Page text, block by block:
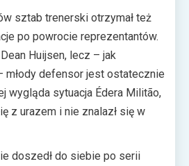
sztab trenerski otrzymał też
po powrocie reprezentantów.
Huijsen, lecz – jak
młody defensor jest ostatecznie
wygląda sytuacja Édera Militão,
z urazem i nie znalazł się w
doszedł do siebie po serii